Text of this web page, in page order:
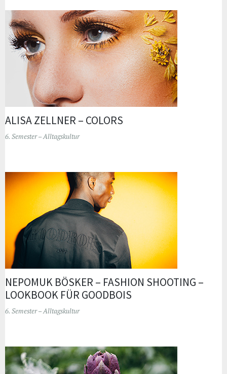
ALISA ZELLNER – COLORS
6. Semester – Alltagskultur
NEPOMUK BÖSKER – FASHION SHOOTING –
LOOKBOOK FÜR GOODBOIS
6. Semester – Alltagskultur